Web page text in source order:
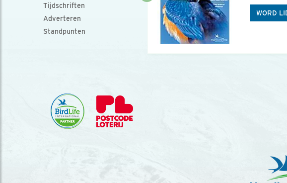
Tijdschriften
Adverteren
Standpunten
WORD